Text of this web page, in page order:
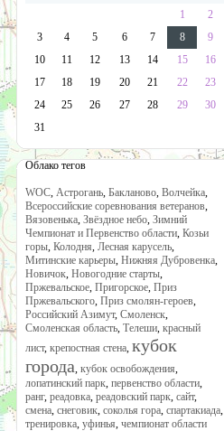
1
2
3
4 5 6 7 8
9
10
11 12 13 14 15
16
17
18 19 20 21 22
23
24
25 26 27 28 29
30
31
Облако тегов
WOC, Астрогань, Бакланово, Волчейка,
Всероссийские соревнования ветеранов,
Вязовенька, Звёздное небо, Зимний
Чемпионат и Первенство области, Козьи
горы, Колодня, Лесная карусель,
Митинские карьеры, Нижняя Дубровенка,
Новичок, Новогодние старты,
Пржевальское, Пригорское, Приз
Пржевальского, Приз смолян-героев,
Российский Азимут, Смоленск,
Смоленская область, Телеши, красный
лист, крепостная стена, кубок
города, кубок освобождения,
лопатинский парк, первенство области,
ранг, реадовка, реадовский парк, сайт,
смена, снеговик, соколья гора, спартакиада,
тренировка, уфинья, чемпионат области